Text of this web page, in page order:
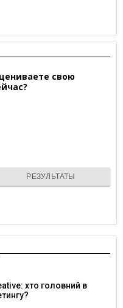
свою
РЕЗУЛЬТАТЫ
хто головний в